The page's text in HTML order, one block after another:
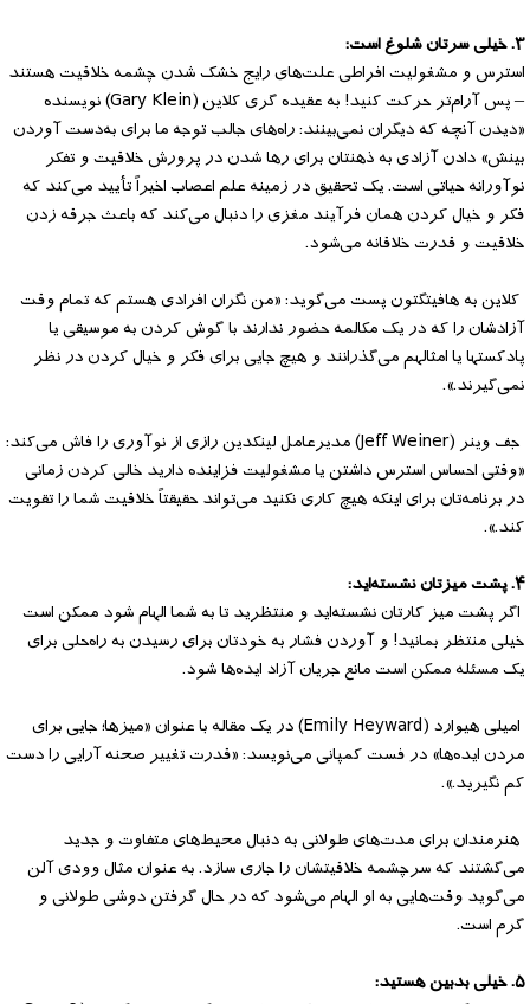
۳. خیلی سرتان شلوغ است:
استرس و مشغولیت افراطی علت‌های رایج خشک شدن چشمه خلاقیت هستند
– پس آرام‌تر حرکت کنید! به عقیده گری کلاین (Gary Klein) نویسنده
«دیدن آنچه که دیگران نمی‌بینند: راه‌های جالب توجه ما برای به‌دست آوردن
بینش» دادن آزادی به ذهنتان برای رها شدن در پرورش خلاقیت و تفکر
نوآورانه حیاتی است. یک تحقیق در زمینه علم اعصاب اخیراً تأیید می‌کند که
فکر و خیال کردن همان فرآیند مغزی را دنبال می‌کند که باعث جرقه زدن
خلاقیت و قدرت خلاقانه می‌شود.
کلاین به هافیتگتون پست می‌گوید: «من نگران افرادی هستم که تمام وقت
آزادشان را که در یک مکالمه حضور ندارند با گوش کردن به موسیقی یا
پادکستها یا امثالهم می‌گذرانند و هیچ جایی برای فکر و خیال کردن در نظر
نمی‌گیرند.».
جف وینر (Jeff Weiner) مدیرعامل لینکدین رازی از نوآوری را فاش می‌کند:
«وقتی احساس استرس داشتن یا مشغولیت فزاینده دارید خالی کردن زمانی
در برنامه‌تان برای اینکه هیچ کاری نکنید می‌تواند حقیقتاً خلاقیت شما را تقویت
کند.».
۴. پشت میزتان نشسته‌اید:
اگر پشت میز کارتان نشسته‌اید و منتظرید تا به شما الهام شود ممکن است
خیلی منتظر بمانید! و آوردن فشار به خودتان برای رسیدن به راه‌حلی برای
یک مسئله ممکن است مانع جریان آزاد ایده‌ها شود.
امیلی هیوارد (Emily Heyward) در یک مقاله با عنوان «میزها؛ جایی برای
مردن ایده‌ها» در فست کمپانی می‌نویسد: «قدرت تغییر صحنه آرایی را دست
کم نگیرید.».
هنرمندان برای مدت‌های طولانی به دنبال محیط‌های متفاوت و جدید
می‌گشتند که سرچشمه خلاقیتشان را جاری سازد. به عنوان مثال وودی آلن
می‌گوید وقت‌هایی به او الهام می‌شود که در حال گرفتن دوشی طولانی و
گرم است.
۵. خیلی بدبین هستید: